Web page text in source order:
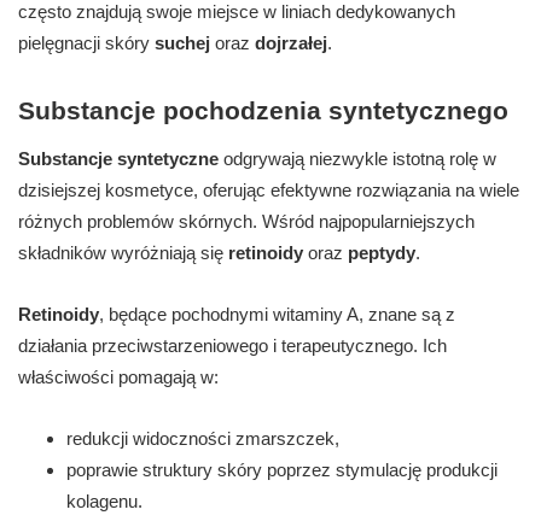
często znajdują swoje miejsce w liniach dedykowanych
pielęgnacji skóry suchej oraz dojrzałej.
Substancje pochodzenia syntetycznego
Substancje syntetyczne odgrywają niezwykle istotną rolę w
dzisiejszej kosmetyce, oferując efektywne rozwiązania na wiele
różnych problemów skórnych. Wśród najpopularniejszych
składników wyróżniają się retinoidy oraz peptydy.
Retinoidy, będące pochodnymi witaminy A, znane są z
działania przeciwstarzeniowego i terapeutycznego. Ich
właściwości pomagają w:
redukcji widoczności zmarszczek,
poprawie struktury skóry poprzez stymulację produkcji
kolagenu.